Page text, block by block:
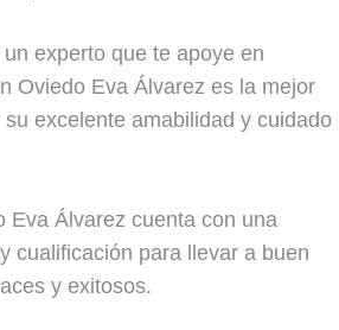
experto que te apoye en
Oviedo Eva Álvarez es la mejor
excelente amabilidad y cuidado
Eva Álvarez cuenta con una
cualificación para llevar a buen
y exitosos.